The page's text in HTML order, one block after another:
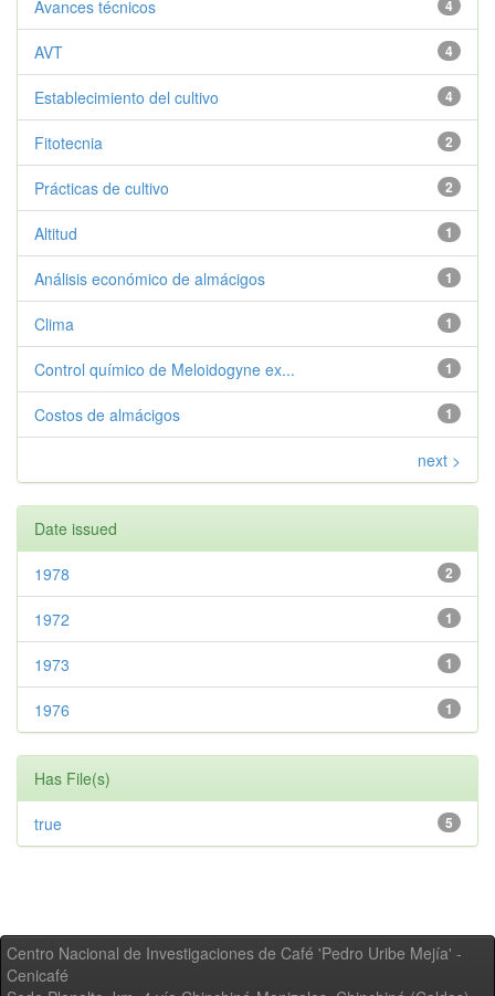
4
Avances técnicos
4
AVT
4
Establecimiento del cultivo
2
Fitotecnia
2
Prácticas de cultivo
1
Altitud
1
Análisis económico de almácigos
1
Clima
1
Control químico de Meloidogyne ex...
1
Costos de almácigos
next >
Date issued
2
1978
1
1972
1
1973
1
1976
Has File(s)
5
true
Centro Nacional de Investigaciones de Café 'Pedro Uribe Mejía' -
Cenicafé